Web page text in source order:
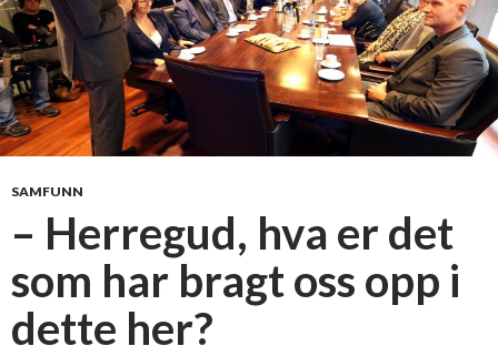
SAMFUNN
– Herregud, hva er det
som har bragt oss opp i
dette her?